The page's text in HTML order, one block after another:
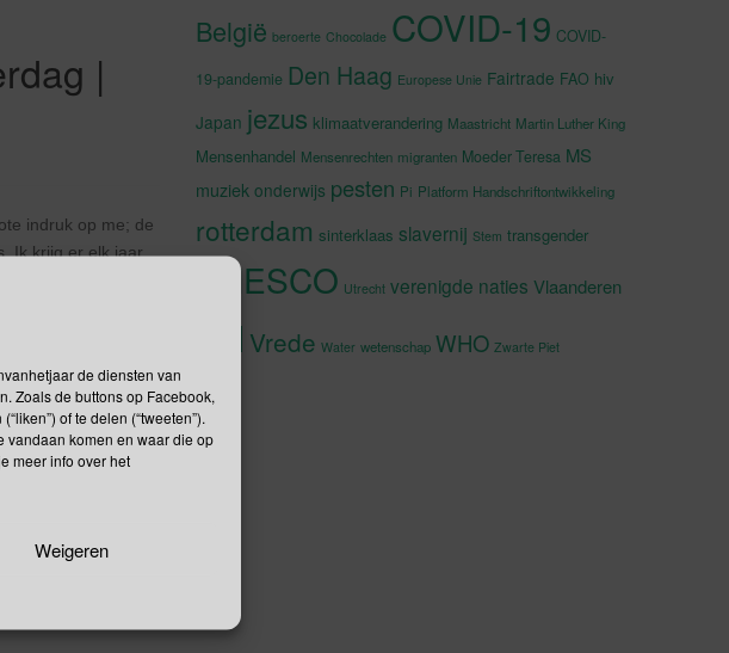
de diensten van
Zoals de buttons op Facebook,
of te delen (“tweeten”).
vandaan komen en waar die op
meer info over het
Weigeren
|
indruk op me; de
Ik krijg er elk jaar
|
de
de
België beroerte Chocolade COVID-19 COVID-
19-pandemie Den Haag Europese Unie Fairtrade FAO hiv
Japan jezus klimaatverandering Maastricht Martin Luther King
Mensenhandel Mensenrechten migranten Moeder Teresa MS
muziek onderwijs pesten Pi Platform Handschriftontwikkeling
rotterdam sinterklaas slavernij Stem transgender
UNESCO Utrecht verenigde naties Vlaanderen
VN Vrede Water wetenschap WHO Zwarte Piet